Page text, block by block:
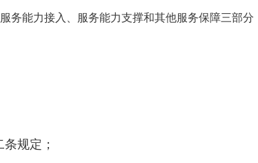
务能力接入、服务能力支撑和其他服务保障三部分
规定；